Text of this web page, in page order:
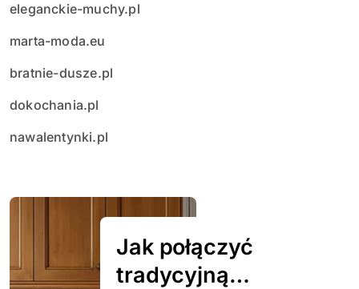
eleganckie-muchy.pl
marta-moda.eu
bratnie-dusze.pl
dokochania.pl
nawalentynki.pl
Jak połączyć
tradycyjną